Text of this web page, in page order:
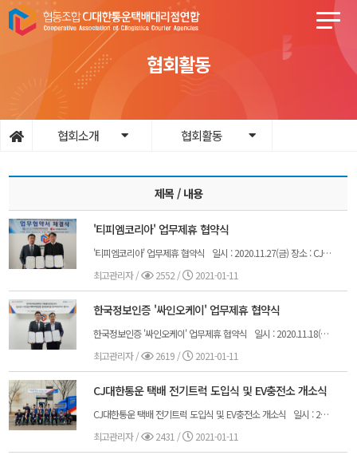
협회활동
협회소개 협회활동
제목 / 내용
'티피엠코리아' 업무제휴 협약식
'티피엠코리아' 업무제휴 협약식 일시 : 2020.11.27(금) 장소 : CJ대한통운택배대리점연합 서울지사 내용 : 택배기사의 안전보건 및 노동강도 개선을 위한 업무 제휴 협약 배송기사 과로 문제를 해결하기 위한 택배 현장의 노력이 이어지고 있다. 현장은 그간 기사 과로 원인 중 하나로 지목됐던 이형화물(무겁거나 큰 비규격 화물) 관련 대책을 실천하고 있다. CJ대한통운 대리점연합은 이형화물 전문업체 티피엠코리아와 업무 협약을 맺었다고 3일 밝혔다. 지난 27일 열린 협약식에서는 택배기사의 안전·보건과 노동강도 개선 대책이 주로 언급됐다. 티피엠코리아는 이형 화물, 중량 화물, 긴급 화물, 비규격 화물 배송에 특화돼 있는 전문 물류사다. 각 지역 대리점은 명절 등 물량이 급증하는 성수기에 규격 초과 물품을 티피엠코리아에 이관할 계획이다. CJ 대리점 연합은 “최근 발표한 분류 인력 추가 투입과 함께 배송기사 근무 시간을 줄여주는 좋은 대책이 될 것”이라며 “중량화물 감소를 통해 배송기사의 주요 질환인 근골격계 질환 예방을 도울 것”이라고 설명했다. CJ대리점 연합은 분류인력 투입비 분담 등 본사의 과로 방지 대책에 적극 협조하고 있다. 최근에는 표준위수탁 계약, 기사의 산재보험 가입도 권장 중이다. CJ대한통운을 비롯한 업계 대부분의 택배 기사는 ‘본사-대리점-기사 본인’ 계약 구조를 바탕으로 근무하고 있다. CJ대리점 연합은 “택배기사의 안전과 작업환경 개선을 통해 직접적인 계약 당사자로서 그 책임을 다할 것”이라고 전했다.
최고관리자/ 2552 / 2021-01-11
한국정보인증 '싸인오케이' 업무제휴 협약식
한국정보인증 '싸인오케이' 업무제휴 협약식 일시 : 2020.11.18(수) 장소 : CJ대한통운택배대리점연합 서울지사 내용 : 불공정 계약 근절과 표준계약서 정립을 위한 전자계약 문화 조성 한국정보인증(KICA)은 18일 서울 중구 CJ대한통운택배대리점연합 서울지사에서 택배 산업 내에 간편하고 공정한 계약 문화를 새로이 조성하기 위한 업무협약(MOU)을 맺었다고 밝혔다.이번 업무협약은 택배종사자들의 제도적 보호를 위해 힘써온 CJ대한통운택배대리점연합에서 전자계약 싸인오케이의 투명하고 간편한 계약 프로세스를 통해 택배기사와의 공정한 계약문화를 새로 조성하는데 그 의의가 있다.이를 통해 산업 전반에 걸쳐 택배종사자 계약관계에 필요한 표준 위수탁계약서를 정립하면 계약관계에 발생할 수 있는 분쟁과 갈등을 예방하고, 기존 문제점으로 제기 되었던 구두계약 및 계약서 미작성 등의 문제를 해소할 수 있을 것으로 보인다. 또한, 주로 현장에서 활동하는 업무 특성을 고려하여 휴대폰 등의 전자기기를 활용한 계약을 체결할 수 있도록 지원한다. CJ대한통운택배대리점연합 관계자는 “이번 협약은 택배업계에서 투명한 표준 계약서 정립의 계기가 될 것”이라며 “우리 연합은 싸인오케이와의 협약을 통해 택배종사자가 대리점과의 계약에 있어 이해관계자 간의 신뢰를 쌓을 수 있도록 기여하겠다”고 밝혔다.한국정보인증의 전자계약 서비스 싸인오케이는 서명의 유효성, 서명 대상자, 서명시간, 계약의 위변조 여부 확인 등의 기능을 제공하고 있다. 계약서의 유효성검증부터 계약서에 서명이 적용된 이후 수정 여부까지도 계약서 내에서 확인할 수 있다.또한 싸인오케이로 계약한 문서와 함께 최종 단계에서는 공인인증기관이 문서의 진본여부를 증명해주는 스탬프가 찍힌 문서이력보고서도 제공되기 때문에, 종이계약과 동일한 법적효력은 물론 더 강력한 법적 증거능력을 통해 계약의 신뢰도를 높이고 있다.
최고관리자/ 2619 / 2021-01-11
CJ대한통운 택배 전기트럭 도입식 및 EV충전소 개소식
CJ대한통운 택배 전기트럭 도입식 및 EV충전소 개소식 일시 : 2020.11.17(화) 장소 : 군포복합터미널 I동 참석자 : 박근희 부회장, EV사업/택배 부문/홍보 관련 인력 등 20명 내외, CJ대한통운택배대리점연합 김종철 이사장 내용 : 차량전달식 및 충전소개소식, 기념촬영, 시승식
최고관리자/ 2431 / 2021-01-11